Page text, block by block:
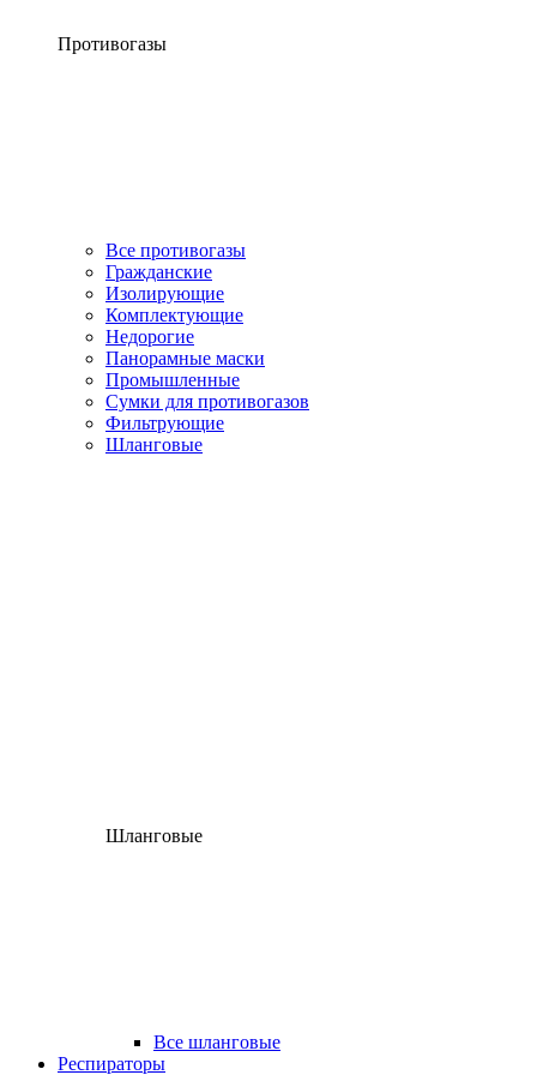
Противогазы
Все противогазы
Гражданские
Изолирующие
Комплектующие
Недорогие
Панорамные маски
Промышленные
Сумки для противогазов
Фильтрующие
Шланговые
Шланговые
Все шланговые
Респираторы